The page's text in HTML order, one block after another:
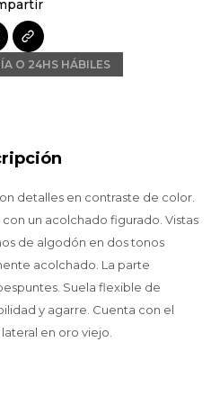
O 24HS HÁBILES
detalles en contraste de color.
un acolchado figurado. Vistas
de algodón en dos tonos
acolchado. La parte
Suela flexible de
y agarre. Cuenta con el
en oro viejo.